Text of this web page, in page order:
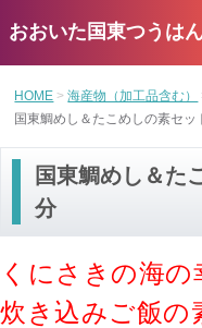
おおいた国東つうは
HOME 海産物（加工品含む）
国東鯛めし＆たこめしの素セッ
国東鯛めし＆た
分
くにさきの海
炊き込みご飯の